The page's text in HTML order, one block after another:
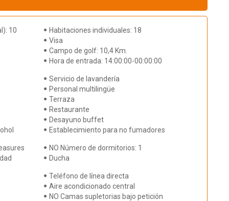
10
Habitaciones individuales: 18
Visa
Campo de golf: 10,4 Km.
Hora de entrada: 14:00:00-00:00:00
Servicio de lavandería
Personal multilingüe
Terraza
Restaurante
Desayuno buffet
Establecimiento para no fumadores
NO Número de dormitorios: 1
Ducha
Teléfono de línea directa
Aire acondicionado central
NO Camas supletorias bajo petición